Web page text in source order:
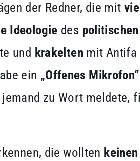
der Redner, die mit
Ideologie des
und krakelten mit Antifa
ein „Offenes Mikrofon“
zu Wort meldete,
die wollten